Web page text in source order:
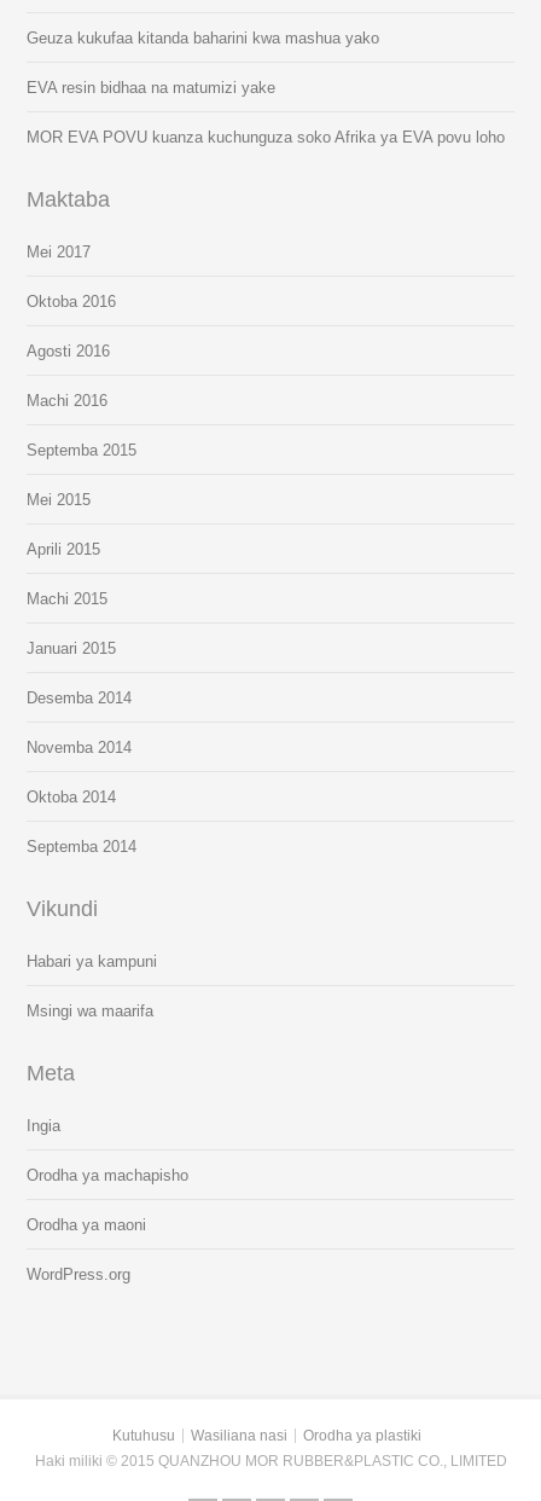
Geuza kukufaa kitanda baharini kwa mashua yako
EVA resin bidhaa na matumizi yake
MOR EVA POVU kuanza kuchunguza soko Afrika ya EVA povu loho
Maktaba
Mei 2017
Oktoba 2016
Agosti 2016
Machi 2016
Septemba 2015
Mei 2015
Aprili 2015
Machi 2015
Januari 2015
Desemba 2014
Novemba 2014
Oktoba 2014
Septemba 2014
Vikundi
Habari ya kampuni
Msingi wa maarifa
Meta
Ingia
Orodha ya machapisho
Orodha ya maoni
WordPress.org
Kutuhusu Wasiliana nasi
Orodha ya plastiki
Haki miliki © 2015 QUANZHOU MOR RUBBER&PLASTIC CO., LIMITED